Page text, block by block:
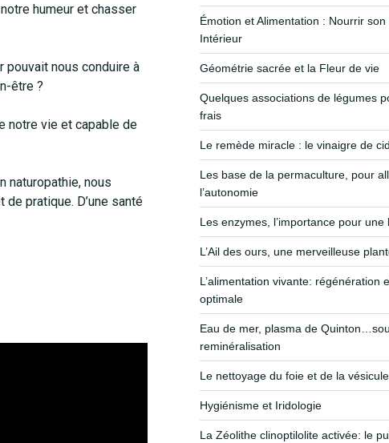
humeur et chasser
pouvait nous conduire à
être ?
notre vie et capable de
naturopathie, nous
pratique. D’une santé
Émotion et Alimentation : Nourrir son
Intérieur
Géométrie sacrée et la Fleur de vie
Quelques associations de légumes
frais
Le remède miracle : le vinaigre de
Les base de la permaculture, pour
l’autonomie
Les enzymes, l’importance pour une
L’Ail des ours, une merveilleuse
L’alimentation vivante: régénération
optimale
Eau de mer, plasma de
reminéralisation
Le nettoyage du foie et de la
Hygiénisme et Iridologie
La Zéolithe clinoptilolite activée: le